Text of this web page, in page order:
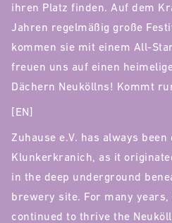
ihren Platz finden. Auf dem
Jahren regelmäßig große
kommen sie mit einem All-
freuen uns auf einen
Dächern Neuköllns! Kommt
[EN]
Zuhause e.V. has always been
Klunkerkranich, as it
in the deep underground
brewery site. For many years,
continued to thrive the